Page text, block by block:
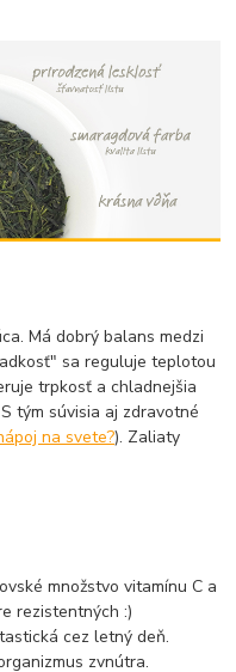
Má dobrý balans medzi
sa reguluje teplotou
trpkosť a chladnejšia
tým súvisia aj zdravotné
na svete?). Zaliaty
množstvo vitamínu C a
rezistentných :)
cez letný deň.
zvnútra.